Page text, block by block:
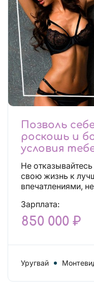
Позволь
роскошь и
условия
условия и
Не
свою жизнь к
впечатлениями,
Зарплата:
850 000 ₽
Уругвай